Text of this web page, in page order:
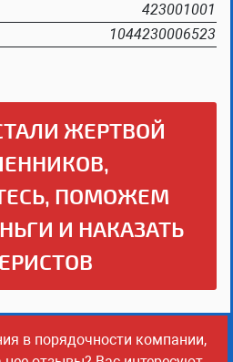
423001001
1044230006523
ЖЕРТВОЙ
ПОМОЖЕМ
И НАКАЗАТЬ
в порядочности компании,